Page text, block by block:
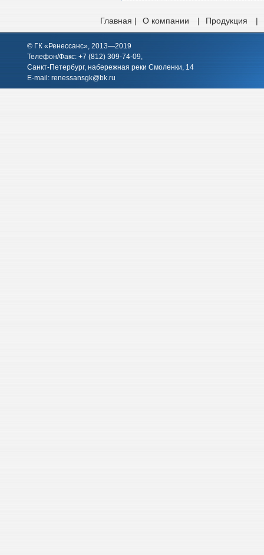
Главная | О компании | Продукция |
© ГК «Ренессанс», 2013—2019
Телефон/Факс: +7 (812) 309-74-09,
Санкт-Петербург, набережная реки Смоленки, 14
E-mail: renessansgk@bk.ru